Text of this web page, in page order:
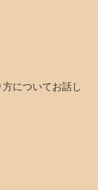
についてお話し